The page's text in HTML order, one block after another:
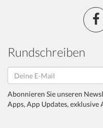
Rundschreiben
Abonnieren Sie unseren
Apps, App Updates, exklusive